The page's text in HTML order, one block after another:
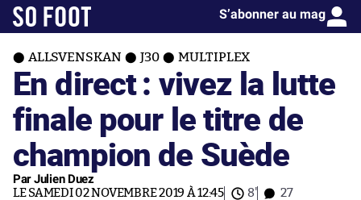
S’abonner au mag
ALLSVENSKAN J30 MULTIPLEX
En direct : vivez la lutte
finale pour le titre de
champion de Suède
Par Julien Duez
LE SAMEDI 02 NOVEMBRE 2019 À 12:45 8' 27